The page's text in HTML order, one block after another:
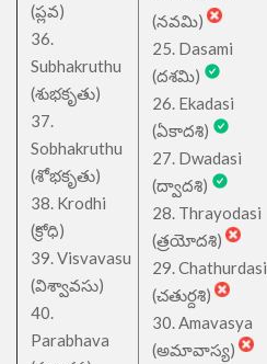
(ప్లవ)
36.
Subhakruthu
(శుభకృతు)
37.
Sobhakruthu
(శోభకృతు)
38. Krodhi
(క్రోధి)
39. Visvavasu
(విశ్వావసు)
40.
Parabhava
(నవమి)
25. Dasami
(దశమి)
26. Ekadasi
(ఏకాదశి)
27. Dwadasi
(ద్వాదశి)
28. Thrayodasi
(త్రయోదశి)
29. Chathurdasi
(చతుర్దశి)
30. Amavasya
(అమావాస్య)